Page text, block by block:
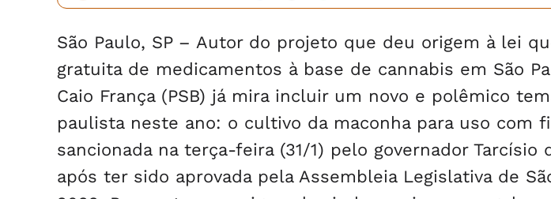
São Paulo, SP – Autor do projeto que deu origem à lei
gratuita de medicamentos à base de cannabis em São
Caio França (PSB) já mira incluir um novo e polêmico
paulista neste ano: o cultivo da maconha para uso com
sancionada na terça-feira (31/1) pelo governador Tarcísio
após ter sido aprovada pela Assembleia Legislativa de